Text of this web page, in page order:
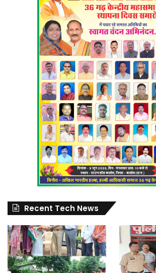
Recent Tech News